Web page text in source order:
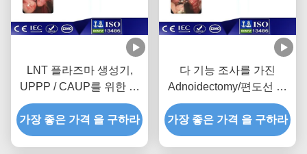
LNT 플라즈마 생성기,
UPPP / CAUP를 위한 양
극 RF 플라즈마 생성기
가장 좋은 가격 을 구하라
다 기능 조사를 가진
Adnoidectomy/편도선 절
제 ENT 플라스마 발전기
가장 좋은 가격 을 구하라